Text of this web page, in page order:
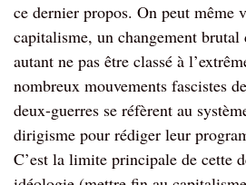
ce dernier propos. On peut même
capitalisme, un changement
autant ne pas être classé à
nombreux mouvements fascistes
deux-guerres se réfèrent au
dirigisme pour rédiger leur
C’est la limite principale de cette